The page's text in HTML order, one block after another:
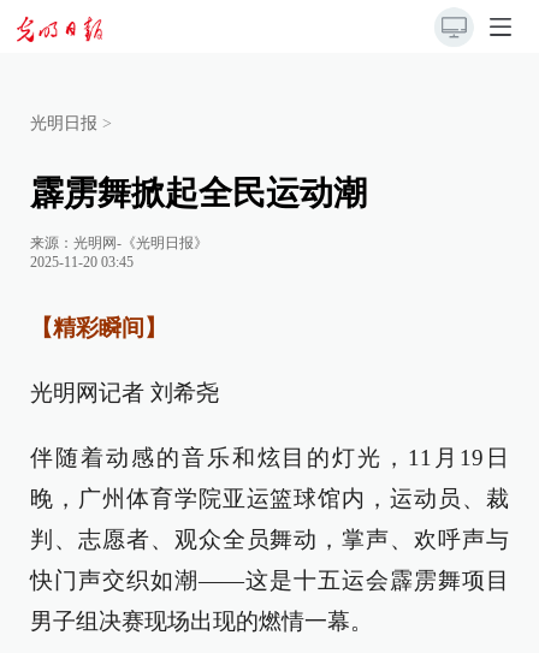
光明日报 >
霹雳舞掀起全民运动潮
来源： 光明网-《光明日报》
2025-11-20 03:45
【精彩瞬间】
光明网记者 刘希尧
伴随着动感的音乐和炫目的灯光，11月19日
晚，广州体育学院亚运篮球馆内，运动员、裁
判、志愿者、观众全员舞动，掌声、欢呼声与
快门声交织如潮——这是十五运会霹雳舞项目
男子组决赛现场出现的燃情一幕。